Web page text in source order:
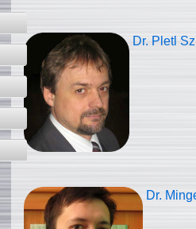
Dr. Pletl
Dr.